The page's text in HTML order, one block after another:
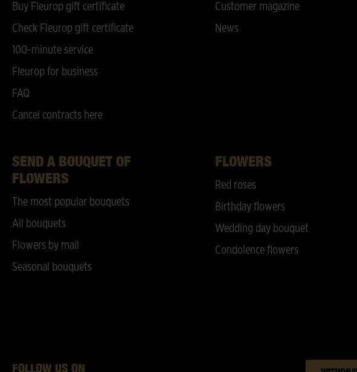
Buy Fleurop gift certificate
Check Fleurop gift certificate
100-minute service
Fleurop for business
FAQ
Cancel contracts here
Customer magazine
News
SEND A BOUQUET OF
FLOWERS
The most popular bouquets
All bouquets
Flowers by mail
Seasonal bouquets
FLOWERS
Red roses
Birthday flowers
Wedding day bouquet
Condolence flowers
FOLLOW US ON